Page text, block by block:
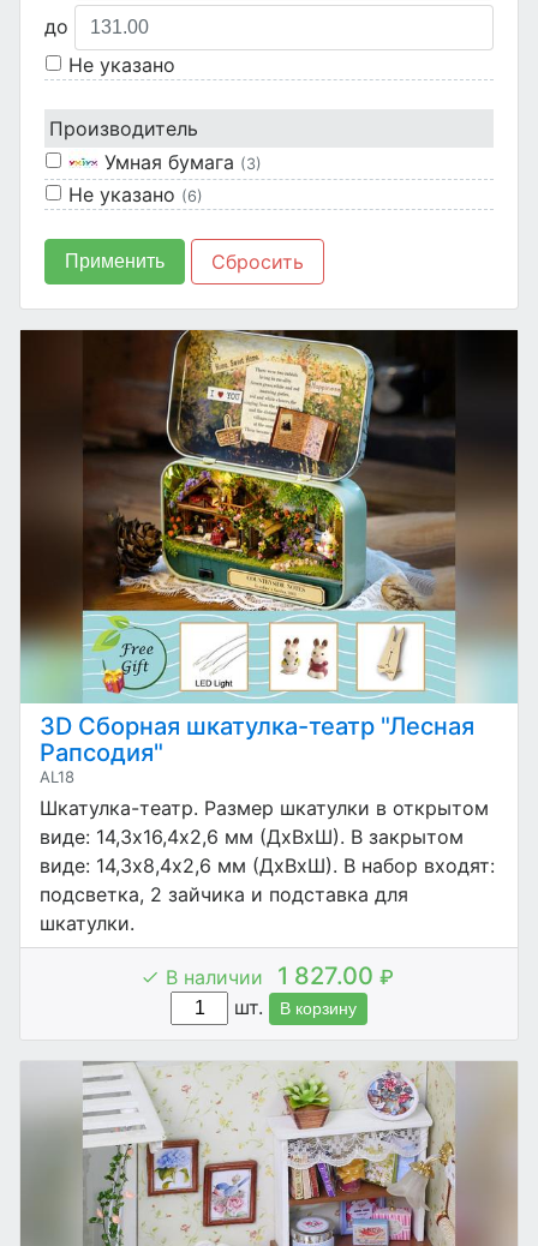
до
Не указано
Производитель
Умная бумага (3)
Не указано (6)
Применить Сбросить
3D Сборная шкатулка-театр "Лесная
Рапсодия"
AL18
Шкатулка-театр. Размер шкатулки в открытом
виде: 14,3х16,4х2,6 мм (ДхВхШ). В закрытом
виде: 14,3х8,4х2,6 мм (ДхВхШ). В набор входят:
подсветка, 2 зайчика и подставка для
шкатулки.
В наличии 1 827.00 ₽
шт.
В корзину